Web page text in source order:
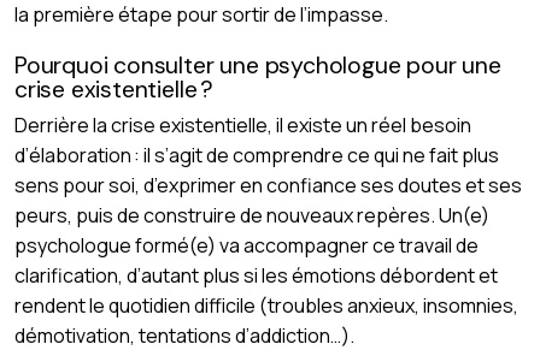
la première étape pour sortir de l’impasse.
Pourquoi consulter une psychologue pour une
crise existentielle ?
Derrière la crise existentielle, il existe un réel besoin
d’élaboration : il s’agit de comprendre ce qui ne fait plus
sens pour soi, d’exprimer en confiance ses doutes et ses
peurs, puis de construire de nouveaux repères. Un(e)
psychologue formé(e) va accompagner ce travail de
clarification, d’autant plus si les émotions débordent et
rendent le quotidien difficile (troubles anxieux, insomnies,
démotivation, tentations d’addiction…).